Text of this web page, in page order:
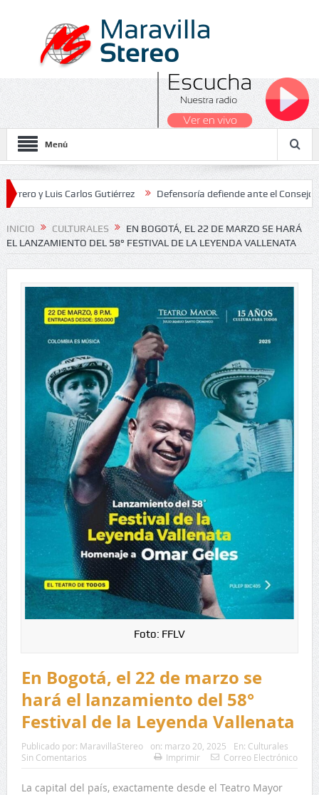
Menú
Carlos Gutiérrez Defensoría defiende ante el Consejo de
2026
INICIO CULTURALES
EN BOGOTÁ, EL 22 DE MARZO SE HARÁ
EL LANZAMIENTO DEL 58° FESTIVAL DE LA LEYENDA VALLENATA
Foto: FFLV
En Bogotá, el 22 de marzo se
hará el lanzamiento del 58°
Festival de la Leyenda Vallenata
Publicado por: MaravillaStereo on: marzo 20, 2025 En: Culturales
Sin Comentarios
Imprimir Correo Electrónico
La capital del país, exactamente desde el Teatro Mayor